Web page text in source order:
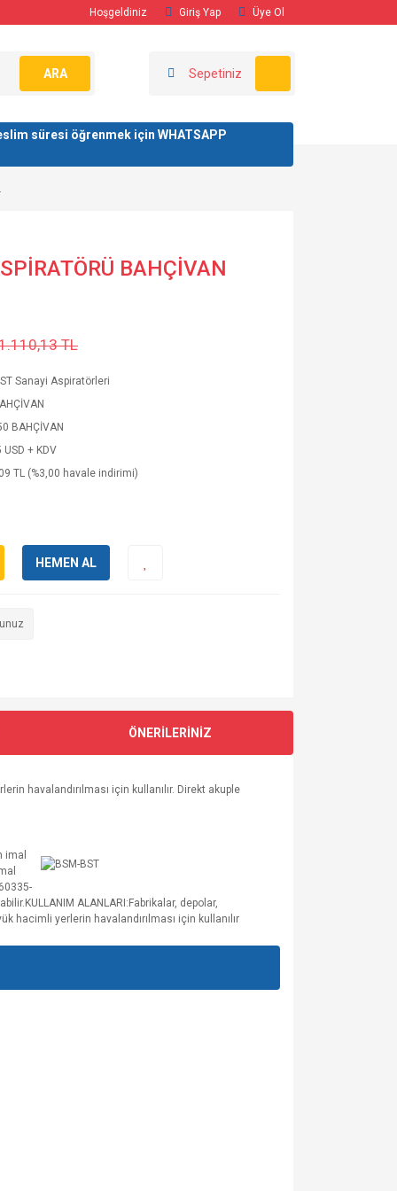
Hoşgeldiniz Giriş Yap Üye Ol
ARA Sepetiniz
süresi öğrenmek için WHATSAPP
BAHÇİVAN
TL
Sanayi Aspiratörleri
BAHÇİVAN
USD + KDV
TL (%3,00 havale indirimi)
HEMEN AL
ÖNERİLERİNİZ
havalandırılması için kullanılır. Direkt akuple
imal
ALANLARI:Fabrikalar, depolar,
hacimli yerlerin havalandırılması için kullanılır
iletebilirsiniz.